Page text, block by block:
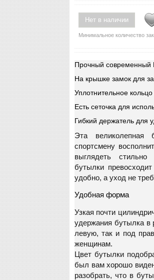
Нет в наличии
Минимальное количество
Прочный современный
На крышке замок для
Уплотнительное
Есть сеточка для
Гибкий держатель для
Эта
спортсмену
выглядеть
бутылки
удобно, а уход не
Удобная форма
Узкая почти
удержания бутылка в
левую, так и под
женщинам.
Цвет бутылки
был вам хорошо
разобрать, что в